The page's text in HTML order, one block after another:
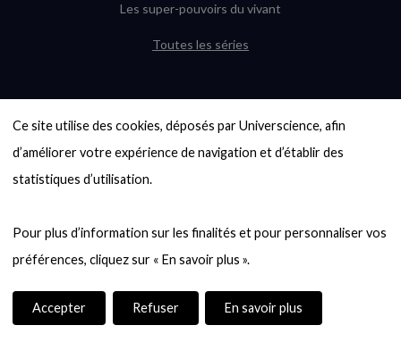
Ce site utilise des cookies, déposés par Universcience, afin
d’améliorer votre expérience de navigation et d’établir des
statistiques d’utilisation.
Pour plus d’information sur les finalités et pour personnaliser vos
Accepter Refuser En savoir plus
Les super-pouvoirs du vivant
Toutes les séries
6000 exoplanètes, et pas de « Terre »
en vue ?
Quel avenir pour les cryptos ?
Entre mathématiques et politique : la
quête d’un vote équitable
casse-tête